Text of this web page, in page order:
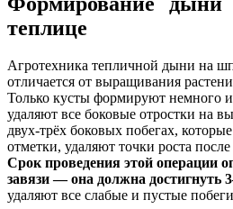
теплице
Агротехника тепличной дыни на
отличается от выращивания
Только кусты формируют немного
удаляют все боковые отростки на
двух-трёх боковых побегах,
отметки, удаляют точки роста
Срок проведения этой операции
завязи — она должна достигнуть
удаляют все слабые и пустые